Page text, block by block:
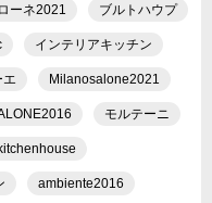
ーネ2021 ブルトハウプ
インテリアキッチン
エ Milanosalone2021
モルテーニ
ambiente2016